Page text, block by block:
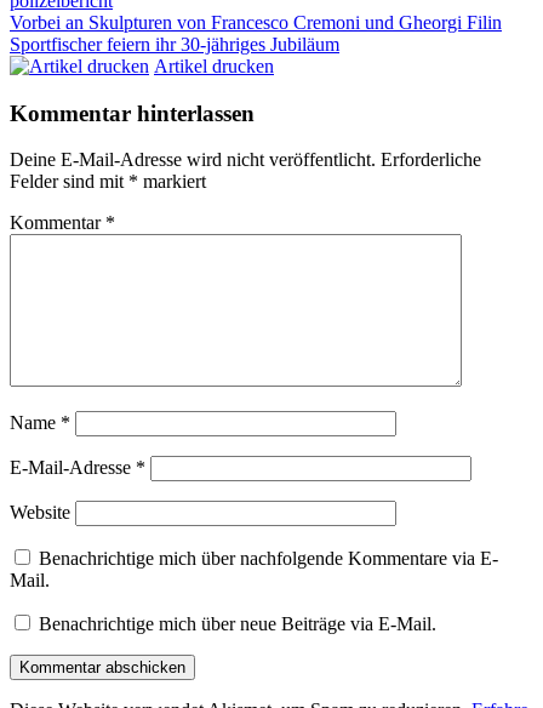
Beitragsnavigation
Vorheriger
Beitrag:
Vorbei an Skulpturen von Francesco Cremoni und Gheorgi Filin
Nächster
Beitrag:
Sportfischer feiern ihr 30-jähriges Jubiläum
Artikel drucken
Kommentar hinterlassen
Deine E-Mail-Adresse wird nicht veröffentlicht. Erforderliche
Felder sind mit * markiert
Kommentar *
Name *
E-Mail-Adresse *
Website
Benachrichtige mich über nachfolgende Kommentare via E-
Mail.
Benachrichtige mich über neue Beiträge via E-Mail.